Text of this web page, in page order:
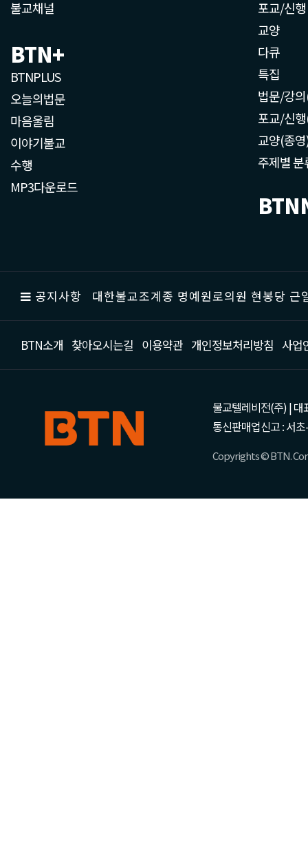
불교채널
BTN+
BTNPLUS
오늘의법문
마음울림
이야기불교
수행
MP3다운로드
포교/신행
교양
다큐
특집
법문/강
포교/신
교양(종
주제별 분
공지사항 대한불교조계종 명예원로의원 현봉당
BTN소개 찾아오시는길 이용약관 개인정보처리방침 사업
불교텔레비전(주) | 대
통신판매업신고 : 서
Copyrights © BTN.